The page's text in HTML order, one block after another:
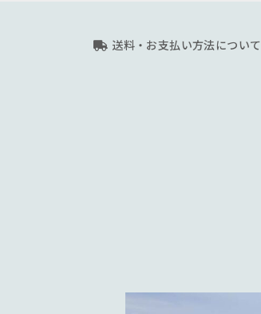
送料・お支払い方法について